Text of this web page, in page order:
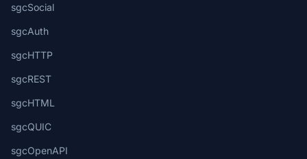
sgcSocial
sgcAuth
sgcHTTP
sgcREST
sgcHTML
sgcQUIC
sgcOpenAPI